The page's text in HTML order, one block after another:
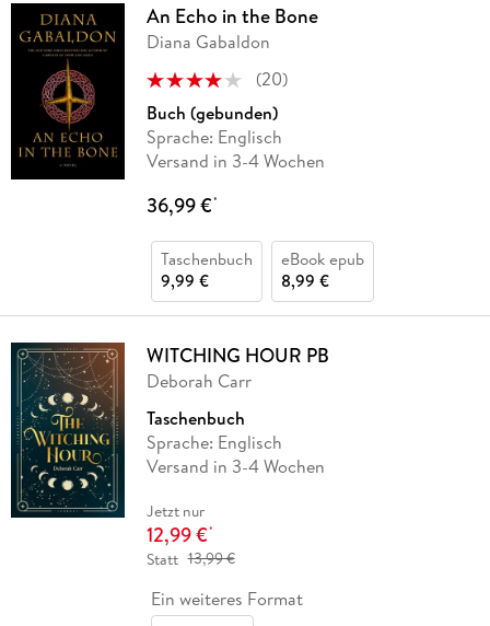
An Echo in the Bone
Diana Gabaldon
(20)
Buch (gebunden)
Sprache: Englisch
Versand in 3-4 Wochen
36,99 €*
Taschenbuch
9,99 €
eBook epub
8,99 €
WITCHING HOUR PB
Deborah Carr
Taschenbuch
Sprache: Englisch
Versand in 3-4 Wochen
Jetzt nur
12,99 €*
Statt 13,99 €
Ein weiteres Format